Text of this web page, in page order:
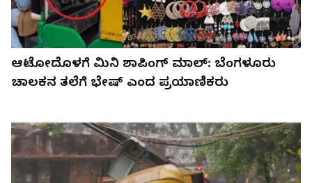
ಆಟೋದೊಳಗೆ ಮಿನಿ ಶಾಪಿಂಗ್​ ಮಾಲ್​: ಬೆಂಗಳೂರು
ಚಾಲಕನ ತಲೆಗೆ ಭೇಷ್​ ಎಂದ ಪ್ರಯಾಣಿಕರು